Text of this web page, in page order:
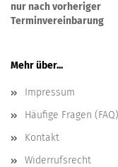
nur nach vorheriger
Terminvereinbarung
Mehr über...
Impressum
Häufige Fragen (FAQ)
Kontakt
Widerrufsrecht